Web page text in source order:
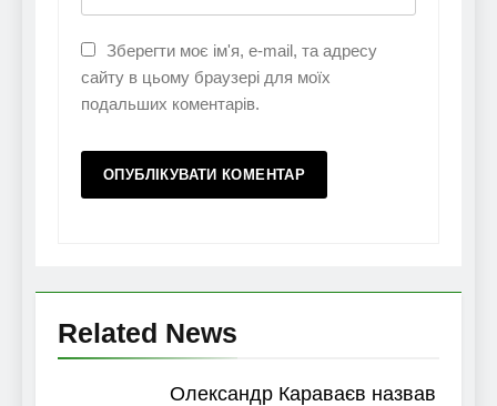
Зберегти моє ім'я, e-mail, та адресу
сайту в цьому браузері для моїх
подальших коментарів.
Related News
Олександр Караваєв назвав